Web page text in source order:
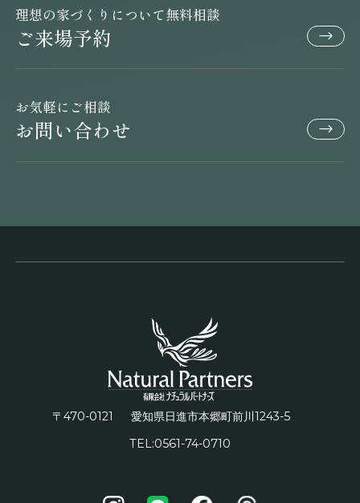
理想の家づくりについて無料相談
ご来場予約
お気軽にご相談
お問い合わせ
〒470-0121 愛知県日進市本郷町前川1243-5
TEL:0561-74-0710